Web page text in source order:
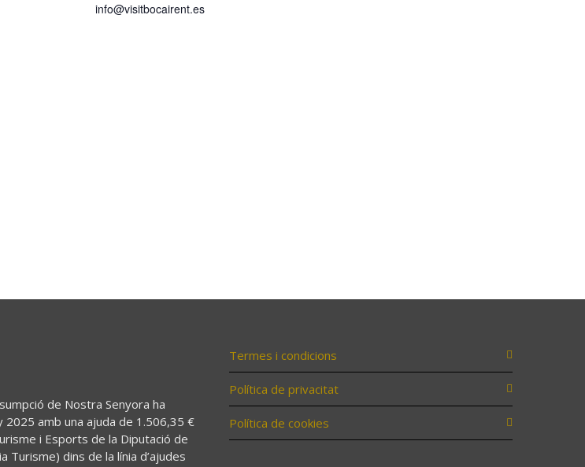
info@visitbocairent.es
de Nostra Senyora ha
2025 amb una ajuda de 1.506,35 €
i Esports de la Diputació de
Turisme) dins de la línia d’ajudes
Termes i condicions
Política de privacitat
Política de cookies